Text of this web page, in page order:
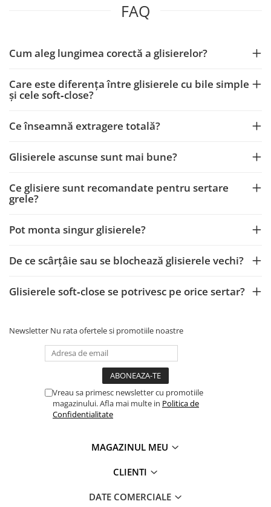
FAQ
Cum aleg lungimea corectă a glisierelor?
Care este diferența între glisierele cu bile simple
și cele soft‑close?
Ce înseamnă extragere totală?
Glisierele ascunse sunt mai bune?
Ce glisiere sunt recomandate pentru sertare
grele?
Pot monta singur glisierele?
De ce scârțâie sau se blochează glisierele vechi?
Glisierele soft‑close se potrivesc pe orice sertar?
Newsletter Nu rata ofertele si promotiile noastre
Vreau sa primesc newsletter cu promotiile
magazinului. Afla mai multe in Politica de
Confidentialitate
MAGAZINUL MEU
CLIENTI
DATE COMERCIALE